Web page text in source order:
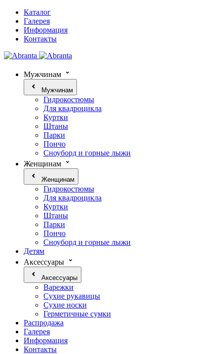
Каталог
Галерея
Информация
Контакты
Мужчинам
Мужчинам
Гидрокостюмы
Для квадроцикла
Куртки
Штаны
Парки
Пончо
Сноуборд и горные лыжи
Женщинам
Женщинам
Гидрокостюмы
Для квадроцикла
Куртки
Штаны
Парки
Пончо
Сноуборд и горные лыжи
Детям
Аксессуары
Аксессуары
Варежки
Сухие рукавицы
Сухие носки
Герметичные сумки
Распродажа
Галерея
Информация
Контакты